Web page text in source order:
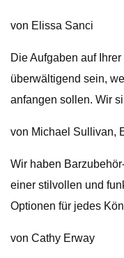
von Elissa Sanci
Die Aufgaben auf
überwältigend sein,
anfangen sollen. Wir
von Michael Sullivan,
Wir haben
einer stilvollen und
Optionen für jedes
von Cathy Erway